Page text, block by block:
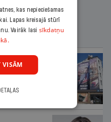
par
kas nepieciešamas
Lapas kreisajā stūrī
Vairāk lasi sīkdatņu
VISĀM